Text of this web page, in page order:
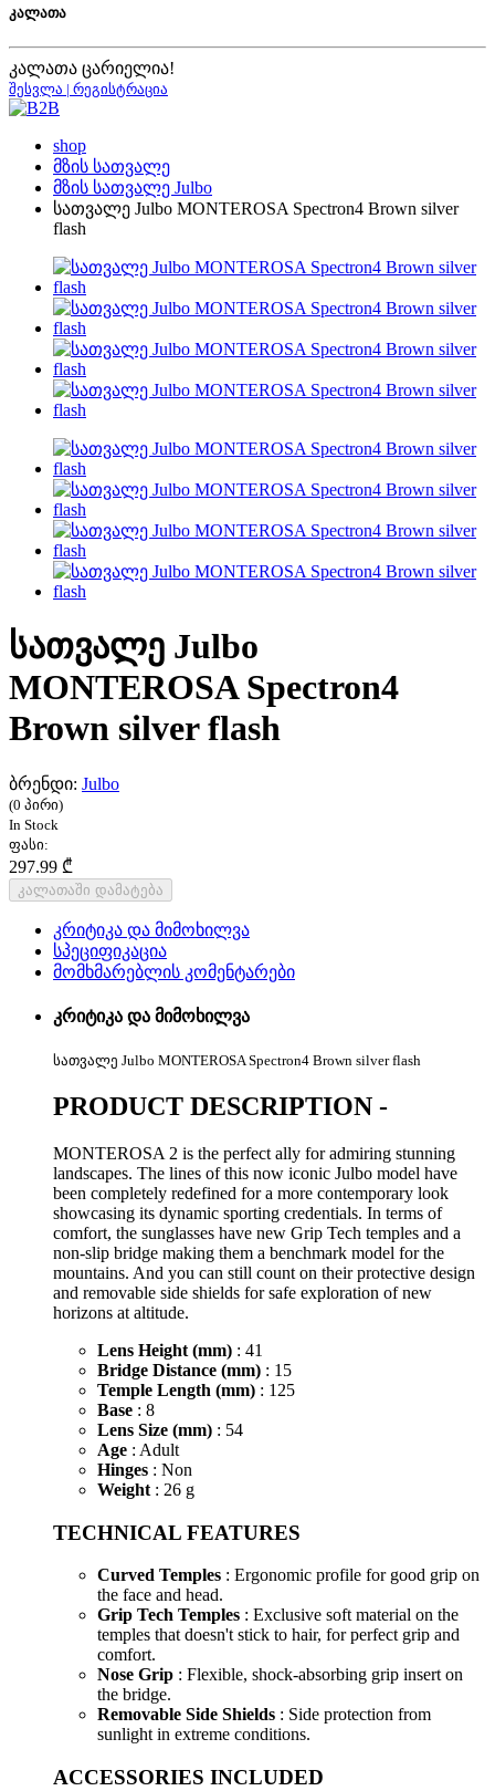
კალათა
კალათა ცარიელია!
შესვლა | რეგისტრაცია
shop
მზის სათვალე
მზის სათვალე Julbo
სათვალე Julbo MONTEROSA Spectron4 Brown silver
flash
სათვალე Julbo
MONTEROSA Spectron4
Brown silver flash
ბრენდი: Julbo
(0 პირი)
In Stock
ფასი:
297.99 ₾
კალათაში დამატება
კრიტიკა და მიმოხილვა
სპეციფიკაცია
მომხმარებლის კომენტარები
კრიტიკა და მიმოხილვა
სათვალე Julbo MONTEROSA Spectron4 Brown silver flash
PRODUCT DESCRIPTION -
MONTEROSA 2 is the perfect ally for admiring stunning
landscapes. The lines of this now iconic Julbo model have
been completely redefined for a more contemporary look
showcasing its dynamic sporting credentials. In terms of
comfort, the sunglasses have new Grip Tech temples and a
non-slip bridge making them a benchmark model for the
mountains. And you can still count on their protective design
and removable side shields for safe exploration of new
horizons at altitude.
Lens Height (mm) : 41
Bridge Distance (mm) : 15
Temple Length (mm) : 125
Base : 8
Lens Size (mm) : 54
Age : Adult
Hinges : Non
Weight : 26 g
TECHNICAL FEATURES
Curved Temples : Ergonomic profile for good grip on
the face and head.
Grip Tech Temples : Exclusive soft material on the
temples that doesn't stick to hair, for perfect grip and
comfort.
Nose Grip : Flexible, shock-absorbing grip insert on
the bridge.
Removable Side Shields : Side protection from
sunlight in extreme conditions.
ACCESSORIES INCLUDED